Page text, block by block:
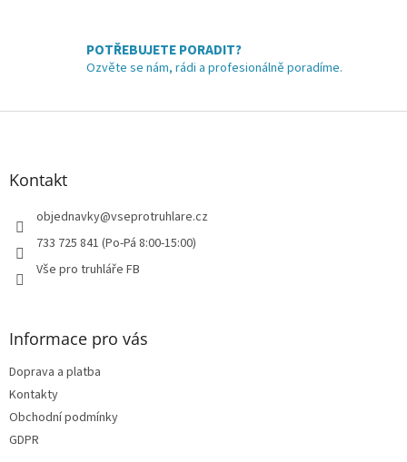
y
v
ý
i
POTŘEBUJETE PORADIT?
Ozvěte se nám, rádi a profesionálně poradíme.
Z
Kontakt
objednavky@vseprotruhlare.cz
733 725 841 (Po-Pá 8:00-15:00)
Vše pro truhláře FB
Informace pro vás
Doprava a platba
Kontakty
Obchodní podmínky
GDPR